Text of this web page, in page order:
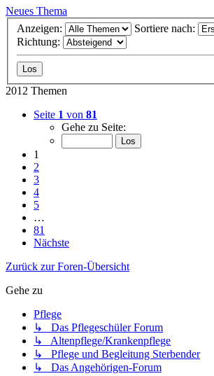
Neues Thema
Anzeigen:
Sortiere nach:
Richtung:
2012 Themen
Seite 1 von 81
Gehe zu Seite:
1
2
3
4
5
…
81
Nächste
Zurück zur Foren-Übersicht
Gehe zu
Pflege
↳ Das Pflegeschüler Forum
↳ Altenpflege/Krankenpflege
↳ Pflege und Begleitung Sterbender
↳ Das Angehörigen-Forum